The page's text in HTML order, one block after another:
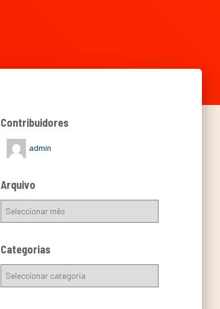
Contribuidores
admin
Arquivo
Categorias